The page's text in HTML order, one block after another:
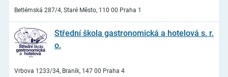
Betlémská 287/4, Staré Město, 110 00 Praha 1
Střední škola gastronomická a hotelová s. r.
o.
Vrbova 1233/34, Braník, 147 00 Praha 4